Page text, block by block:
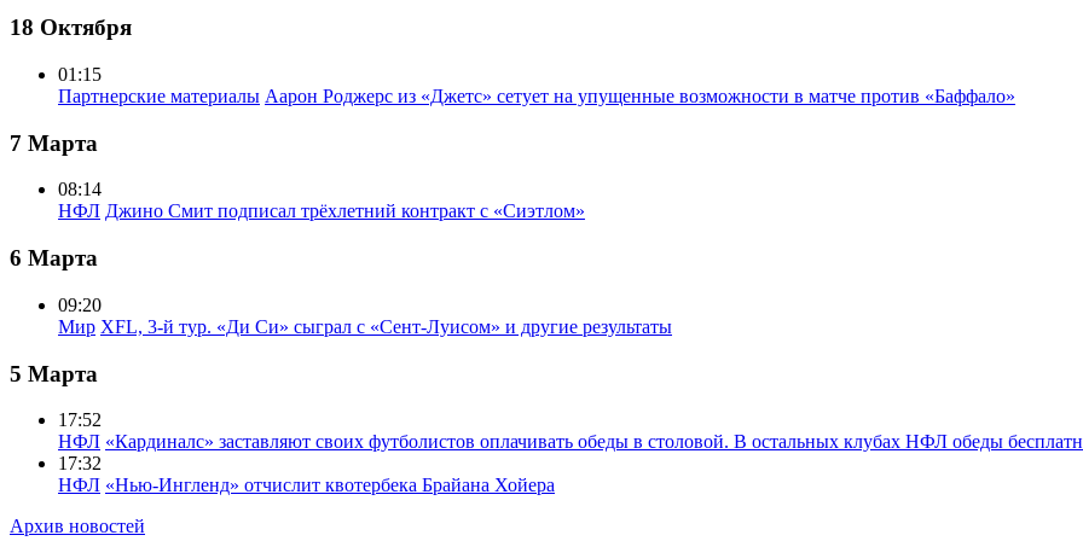
18 Октября
01:15
Партнерские материалы Аарон Роджерс из «Джетс» сетует на упущенные возможности в матче против «Баффало»
7 Марта
08:14
НФЛ Джино Смит подписал трёхлетний контракт с «Сиэтлом»
6 Марта
09:20
Мир XFL, 3-й тур. «Ди Си» сыграл с «Сент-Луисом» и другие результаты
5 Марта
17:52
НФЛ «Кардиналс» заставляют своих футболистов оплачивать обеды в столовой. В остальных клубах НФЛ обеды
17:32
НФЛ «Нью-Ингленд» отчислит квотербека Брайана Хойера
Архив новостей